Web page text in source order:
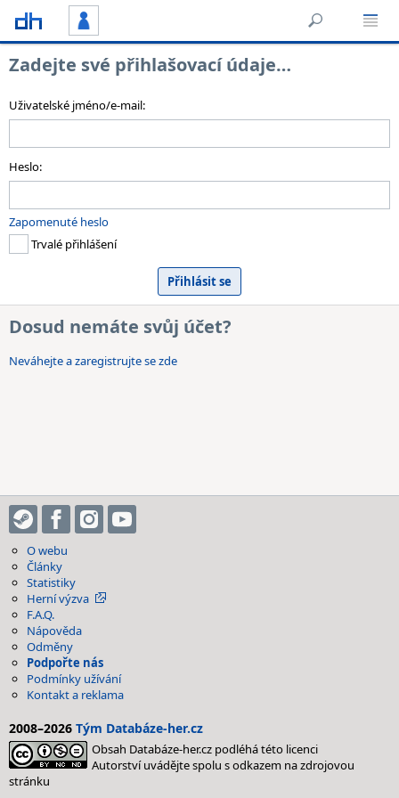
Zadejte své přihlašovací údaje…
Uživatelské jméno/e-mail:
Heslo:
Zapomenuté heslo
Trvalé přihlášení
Dosud nemáte svůj účet?
Neváhejte a zaregistrujte se zde
O webu
Články
Statistiky
Herní výzva
F.A.Q.
Nápověda
Odměny
Podpořte nás
Podmínky užívání
Kontakt a reklama
2008–2026 Tým Databáze-her.cz
Obsah Databáze-her.cz podléhá této licenci
Autorství uvádějte spolu s odkazem na zdrojovou
stránku